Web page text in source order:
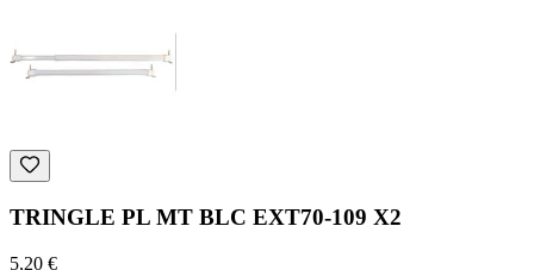
TRINGLE PL MT BLC EXT70-109 X2
5,20 €